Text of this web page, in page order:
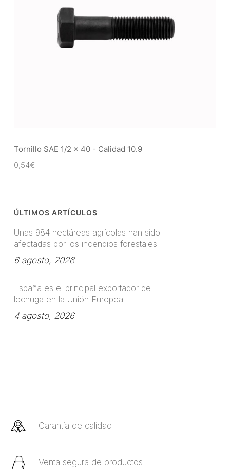
Tornillo SAE 1/2 x 40 - Calidad 10.9
0,54€
ÚLTIMOS ARTÍCULOS
Unas 984 hectáreas agrícolas han sido
afectadas por los incendios forestales
6 agosto, 2026
España es el principal exportador de
lechuga en la Unión Europea
4 agosto, 2026
Garantía de calidad
Venta segura de productos